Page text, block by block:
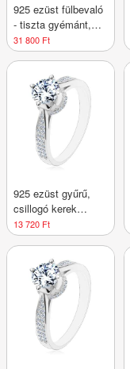
925 ezüst fülbevaló
- tiszta gyémánt,
sima téglalap, rövid
lánc, stekkerzár
31 800 Ft
925 ezüst gyűrű,
csillogó kerek
cirkónia, díszített
foglalat és szárak -
13 720 Ft